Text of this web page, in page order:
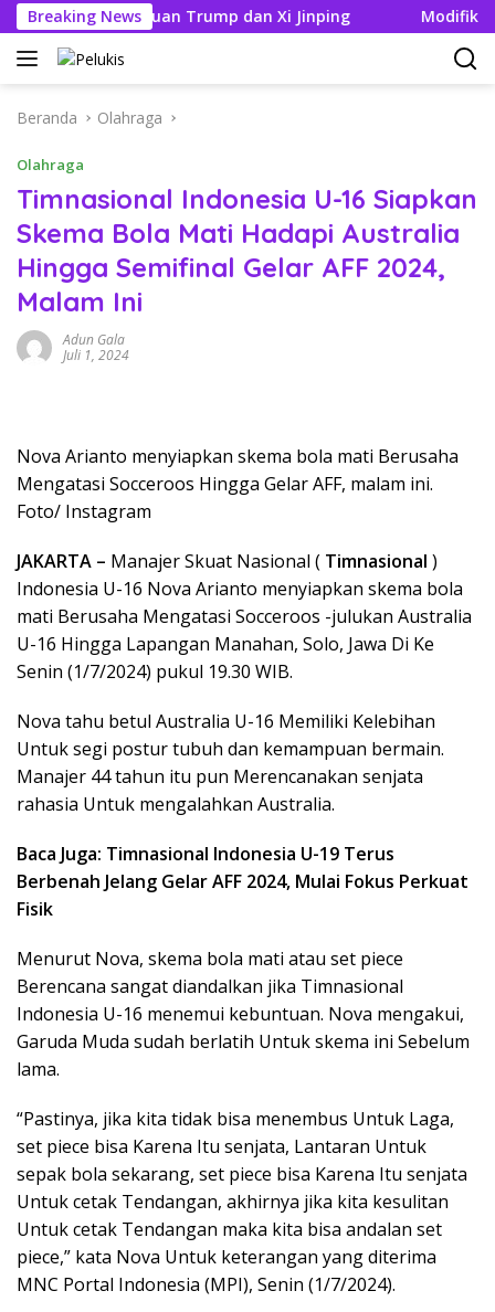
Langsung
ke
konten
Breaking News
Pertemuan Trump dan Xi Jinping Modifikasi Ayla
Beranda Olahraga
Olahraga
Timnasional Indonesia U-16 Siapkan
Skema Bola Mati Hadapi Australia
Hingga Semifinal Gelar AFF 2024,
Malam Ini
Adun Gala
Juli 1, 2024
Nova Arianto menyiapkan skema bola mati Berusaha
Mengatasi Socceroos Hingga Gelar AFF, malam ini.
Foto/ Instagram
JAKARTA – Manajer Skuat Nasional ( Timnasional )
Indonesia U-16 Nova Arianto menyiapkan skema bola
mati Berusaha Mengatasi Socceroos -julukan Australia
U-16 Hingga Lapangan Manahan, Solo, Jawa Di Ke
Senin (1/7/2024) pukul 19.30 WIB.
Nova tahu betul Australia U-16 Memiliki Kelebihan
Untuk segi postur tubuh dan kemampuan bermain.
Manajer 44 tahun itu pun Merencanakan senjata
rahasia Untuk mengalahkan Australia.
Baca Juga: Timnasional Indonesia U-19 Terus
Berbenah Jelang Gelar AFF 2024, Mulai Fokus Perkuat
Fisik
Menurut Nova, skema bola mati atau set piece
Berencana sangat diandalkan jika Timnasional
Indonesia U-16 menemui kebuntuan. Nova mengakui,
Garuda Muda sudah berlatih Untuk skema ini Sebelum
lama.
“Pastinya, jika kita tidak bisa menembus Untuk Laga,
set piece bisa Karena Itu senjata, Lantaran Untuk
sepak bola sekarang, set piece bisa Karena Itu senjata
Untuk cetak Tendangan, akhirnya jika kita kesulitan
Untuk cetak Tendangan maka kita bisa andalan set
piece,” kata Nova Untuk keterangan yang diterima
MNC Portal Indonesia (MPI), Senin (1/7/2024).